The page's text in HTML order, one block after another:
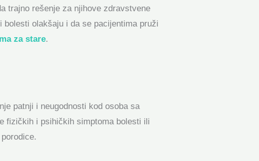
trajno rešenje za njihove zdravstvene
olakšaju i da se pacijentima pruži
za stare.
patnji i neugodnosti kod osoba sa
fizičkih i psihičkih simptoma bolesti ili